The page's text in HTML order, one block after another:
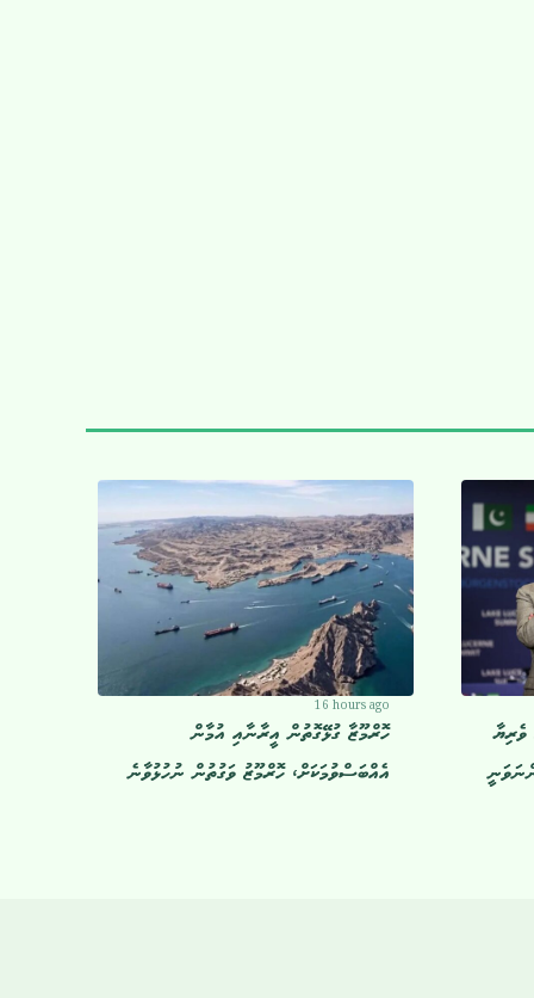
16 hours ago
ހޮރްމޫޒާ ގުޅޭގޮތުން އީރާނާއި އުމާން
އެއްބަސްވުމަކަށް، ހޮރްމޫޒު ވަގުތުން ނުހުޅުވާނެ
ވެރިޔާ